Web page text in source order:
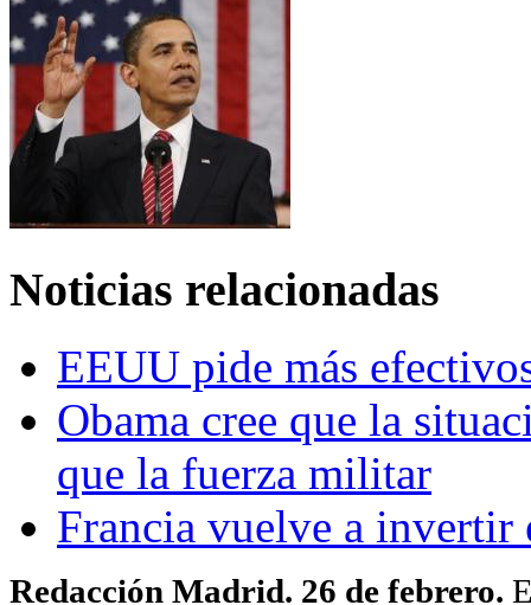
Noticias relacionadas
EEUU pide más
Obama cree que la
que la fuerza militar
Francia vuelve a invertir
Redacción Madrid. 26 de febrero.